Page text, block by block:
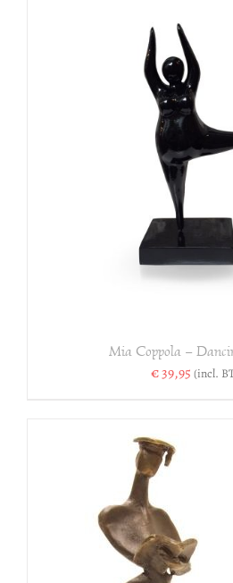
Mia Coppola –
€39,95 (incl.